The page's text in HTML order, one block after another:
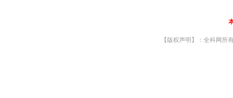
【版权声明】：全科网所